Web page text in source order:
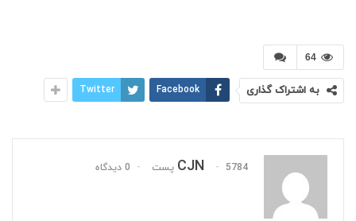
64
به اشتراک گذاری Facebook
Twitter
CJN 5784 پست 0 دیدگاه